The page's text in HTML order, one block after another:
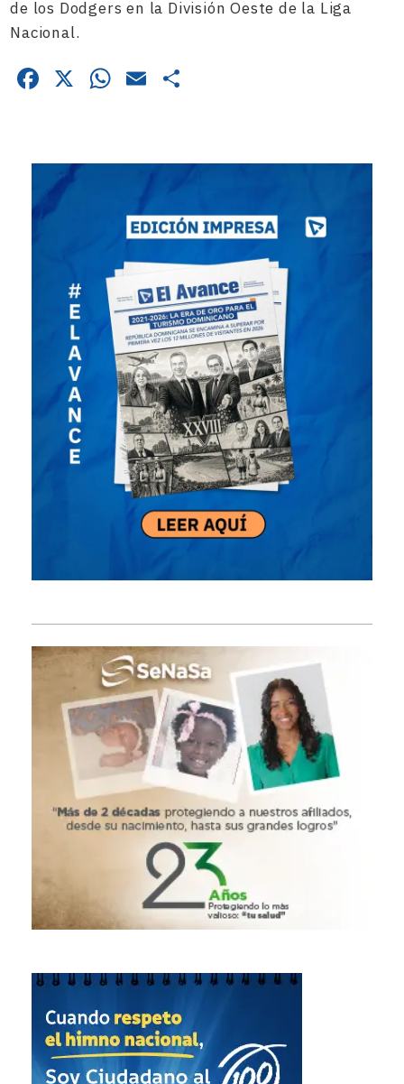
de los Dodgers en la División Oeste de la Liga
Nacional.
Facebook
X WhatsApp
Email